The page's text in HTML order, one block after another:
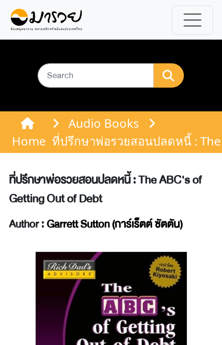
Home
Audio Books
ที่ปรึกษาพ่อรวยสอนปลดหนี้ :
ที่ปรึกษาพ่อรวยสอนปลดหนี้ : The ABC's of
Getting Out of Debt
Author :Garrett Sutton (การ์เร็ตต์ ซัตตัน)